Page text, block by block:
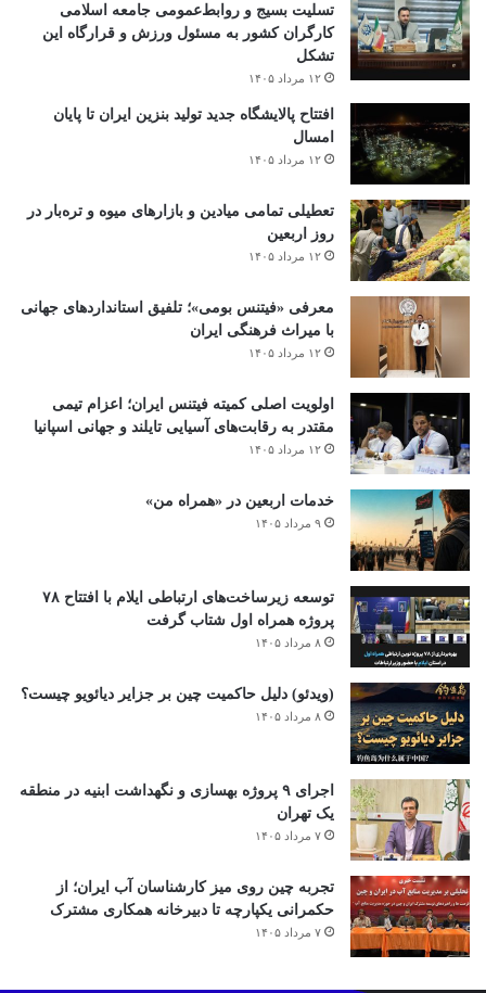
تسلیت بسیج و روابط‌عمومی جامعه اسلامی
کارگران کشور به مسئول ورزش و قرارگاه این
تشکل
۱۲ مرداد ۱۴۰۵
افتتاح ‌پالایشگاه جدید تولید بنزین ایران تا پایان
امسال
۱۲ مرداد ۱۴۰۵
تعطیلی تمامی میادین و بازارهای میوه و تره‌بار در
روز اربعین
۱۲ مرداد ۱۴۰۵
معرفی «فیتنس بومی»؛ تلفیق استانداردهای جهانی
با میراث فرهنگی ایران
۱۲ مرداد ۱۴۰۵
اولویت اصلی کمیته فیتنس ایران؛ اعزام تیمی
مقتدر به رقابت‌های آسیایی تایلند و جهانی اسپانیا
۱۲ مرداد ۱۴۰۵
خدمات اربعین در «همراه من»
۹ مرداد ۱۴۰۵
توسعه زیرساخت‌های ارتباطی ایلام با افتتاح ۷۸
پروژه همراه اول شتاب گرفت
۸ مرداد ۱۴۰۵
(ویدئو) دلیل حاکمیت چین بر جزایر دیائویو چیست؟
۸ مرداد ۱۴۰۵
اجرای ۹ پروژه بهسازی و نگهداشت ابنیه در منطقه
یک تهران
۷ مرداد ۱۴۰۵
تجربه چین روی میز کارشناسان آب ایران؛ از
حکمرانی یکپارچه تا دبیرخانه همکاری مشترک
۷ مرداد ۱۴۰۵